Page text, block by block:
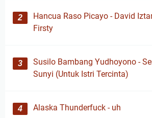
Hancua Raso Picayo - David
Firsty
Susilo Bambang Yudhoyono -
Sunyi (Untuk Istri Tercinta)
Alaska Thunderfuck - uh